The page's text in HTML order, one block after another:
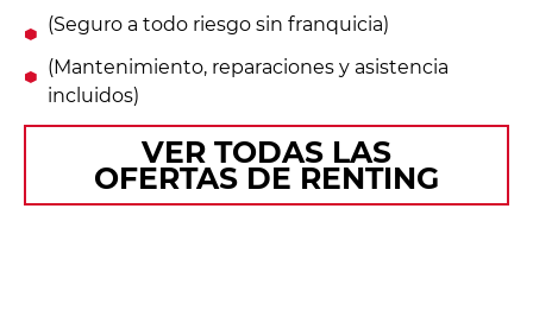
(Seguro a todo riesgo sin franquicia)
(Mantenimiento, reparaciones y asistencia
incluidos)
VER TODAS LAS
OFERTAS DE RENTING